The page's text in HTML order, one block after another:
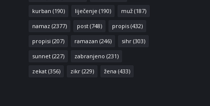
kurban (190) liječenje (190) muž(187)
namaz (2377) post(748) propis(432)
propisi (207) ramazan (246) sihr(303)
sunnet(227) zabranjeno (231)
zekat(356) zikr(229) žena (433)